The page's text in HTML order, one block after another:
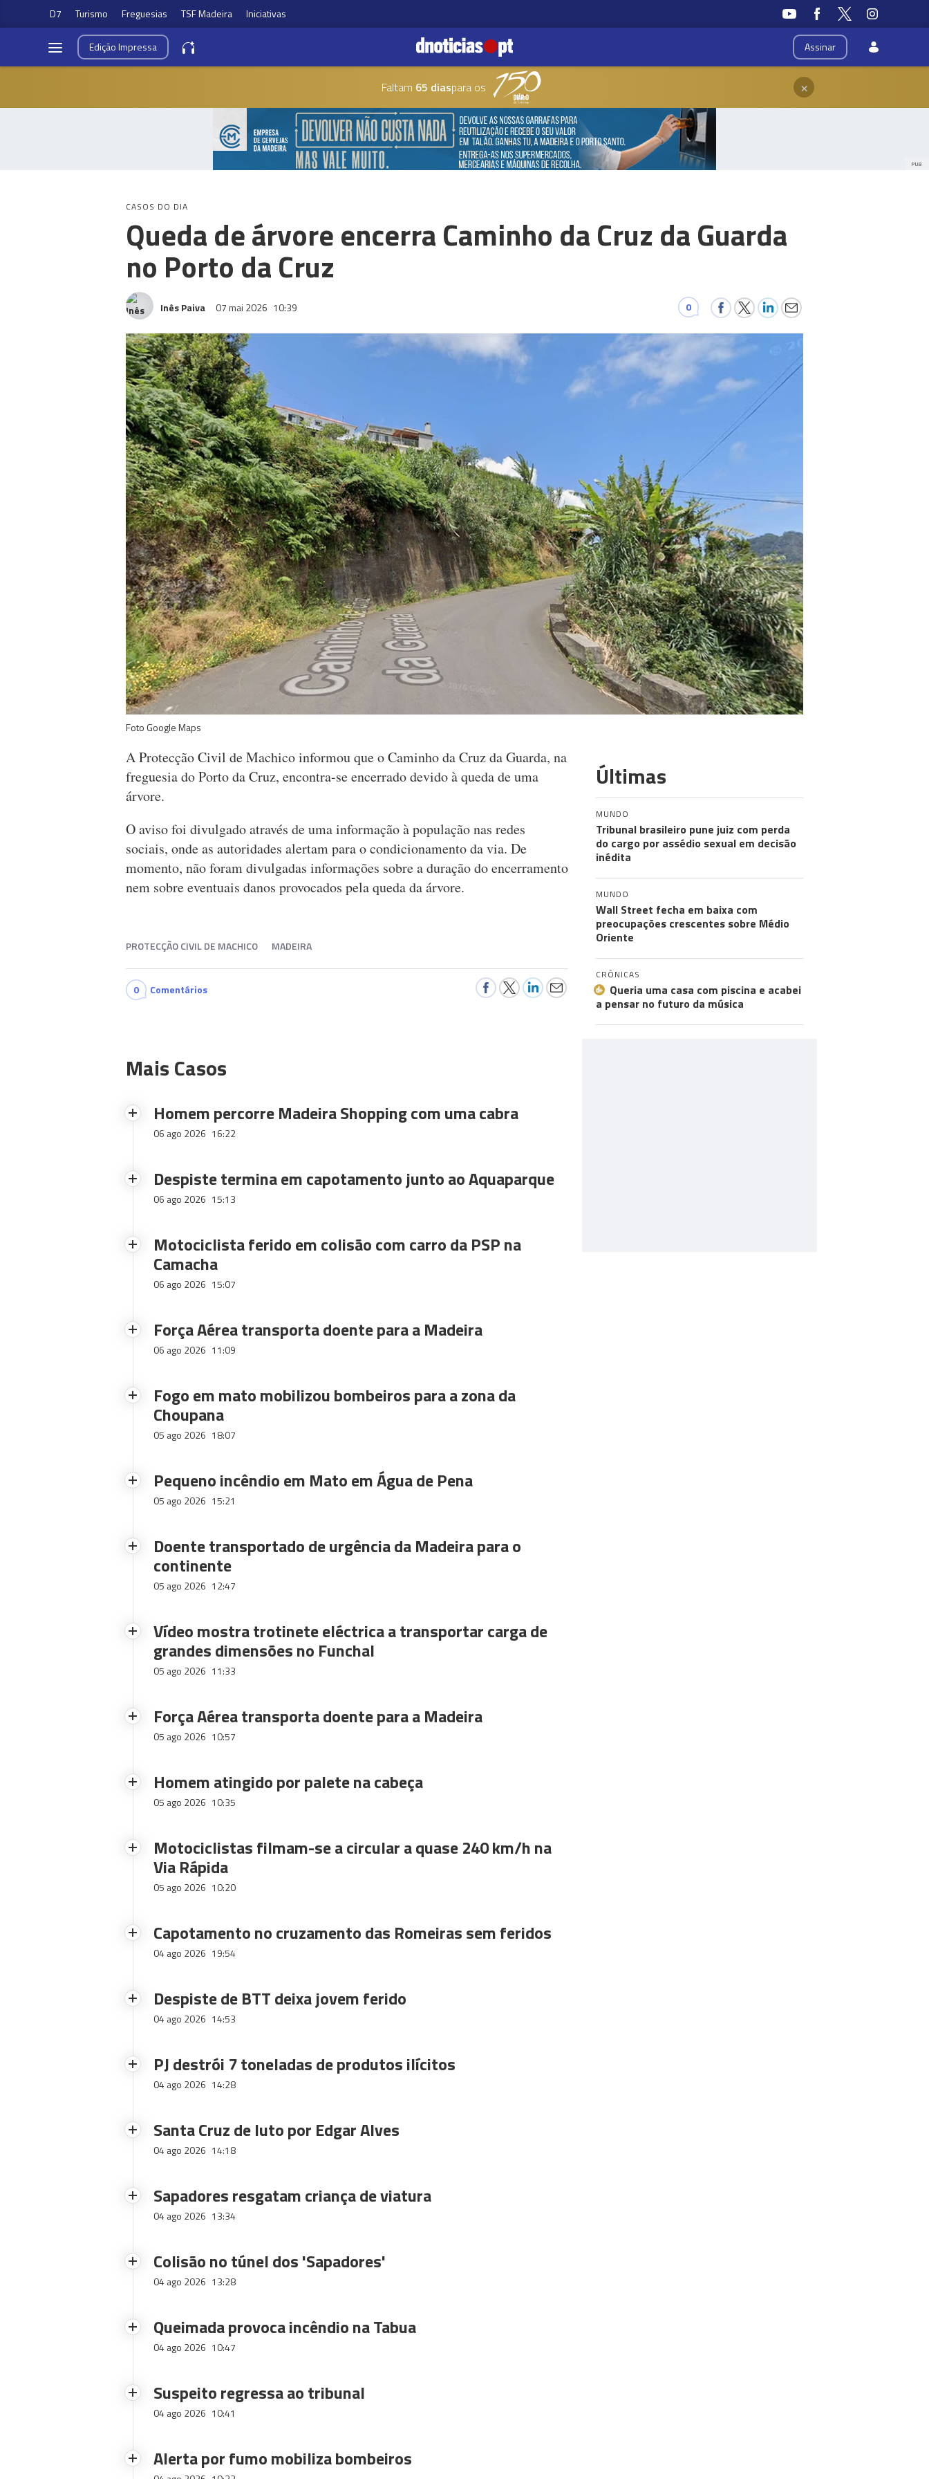
D7 Turismo Freguesias TSF Madeira Iniciativas
Assinar
EdiçãoImpressa
Faltam 65 diaspara os ×
PUB
CASOS DO DIA
Queda de árvore encerra Caminho da Cruz da Guarda
no Porto da Cruz
Inês Paiva 07 mai 2026 10:39 0
Foto Google Maps
A Protecção Civil de Machico informou que o Caminho da Cruz da Guarda, na
freguesia do Porto da Cruz, encontra-se encerrado devido à queda de uma
árvore.
O aviso foi divulgado através de uma informação à população nas redes
sociais, onde as autoridades alertam para o condicionamento da via. De
momento, não foram divulgadas informações sobre a duração do encerramento
nem sobre eventuais danos provocados pela queda da árvore.
PROTECÇÃO CIVIL DE MACHICO MADEIRA
0 Comentários
Mais Casos
Homem percorre Madeira Shopping com uma cabra
06 ago 2026 16:22
Despiste termina em capotamento junto ao Aquaparque
06 ago 2026 15:13
Motociclista ferido em colisão com carro da PSP na
Camacha
06 ago 2026 15:07
Força Aérea transporta doente para a Madeira
06 ago 2026 11:09
Fogo em mato mobilizou bombeiros para a zona da
Choupana
05 ago 2026 18:07
Pequeno incêndio em Mato em Água de Pena
05 ago 2026 15:21
Doente transportado de urgência da Madeira para o
continente
05 ago 2026 12:47
Vídeo mostra trotinete eléctrica a transportar carga de
grandes dimensões no Funchal
05 ago 2026 11:33
Força Aérea transporta doente para a Madeira
05 ago 2026 10:57
Homem atingido por palete na cabeça
05 ago 2026 10:35
Motociclistas filmam-se a circular a quase 240 km/h na
Via Rápida
05 ago 2026 10:20
Capotamento no cruzamento das Romeiras sem feridos
04 ago 2026 19:54
Despiste de BTT deixa jovem ferido
04 ago 2026 14:53
PJ destrói 7 toneladas de produtos ilícitos
04 ago 2026 14:28
Santa Cruz de luto por Edgar Alves
04 ago 2026 14:18
Sapadores resgatam criança de viatura
04 ago 2026 13:34
Colisão no túnel dos 'Sapadores'
04 ago 2026 13:28
Queimada provoca incêndio na Tabua
04 ago 2026 10:47
Suspeito regressa ao tribunal
04 ago 2026 10:41
Alerta por fumo mobiliza bombeiros
Últimas
MUNDO
Tribunal brasileiro pune juiz com perda
do cargo por assédio sexual em decisão
inédita
MUNDO
Wall Street fecha em baixa com
preocupações crescentes sobre Médio
Oriente
CRÓNICAS
Queria uma casa com piscina e acabei
a pensar no futuro da música